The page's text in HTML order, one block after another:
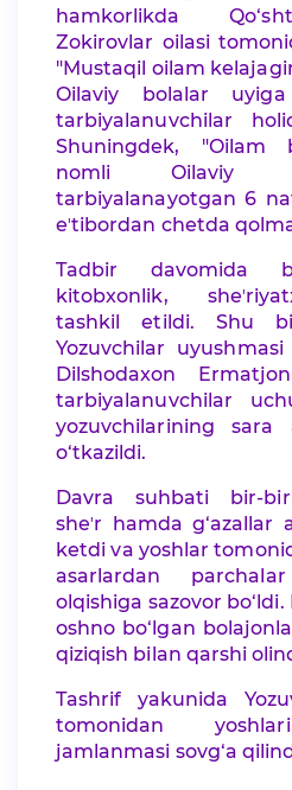
hamkorlikda
Zokirovlar oilasi
"Mustaqil oilam
Oilaviy bolalar
tarbiyalanuvchilar
Shuningdek, "Oilam
nomli Oilaviy
tarbiyalanayotgan 6
eʼtibordan chetda
Tadbir davomida
kitobxonlik,
tashkil etildi. Shu
Yozuvchilar
Dilshodaxon
tarbiyalanuvchilar
yozuvchilarining sara
o‘tkazildi.
Davra suhbati bir-
sheʼr hamda g‘azallar
ketdi va yoshlar
asarlardan
olqishiga sazovor
oshno bo‘lgan
qiziqish bilan qarshi
Tashrif yakunida
tomonidan
jamlanmasi sovg‘a